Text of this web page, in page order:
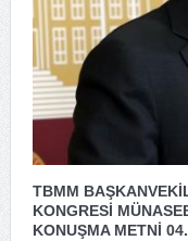
TBMM
KONGRESİ
KONUŞMA METNİ